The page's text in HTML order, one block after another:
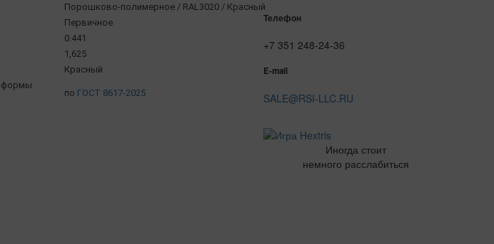
Порошково-полимерное / RAL3020 / Красный
Первичное
0.441
1,625
Красный
формы
по ГОСТ 8617-2025
Телефон
+7 351 248-24-36
E-mail
SALE@RSI-LLC.RU
Иногда стоит
немного расслабиться